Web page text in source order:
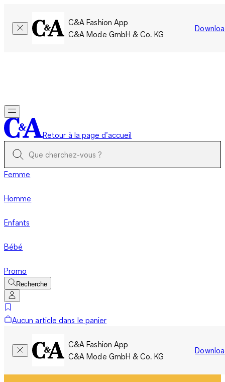
C&A Fashion App
C&A Mode GmbH & Co. KG
Retour à la page d’accueil
Femme
Homme
Enfants
Bébé
Promo
Recherche
Aucun article dans le panier
C&A Fashion App
C&A Mode GmbH & Co. KG